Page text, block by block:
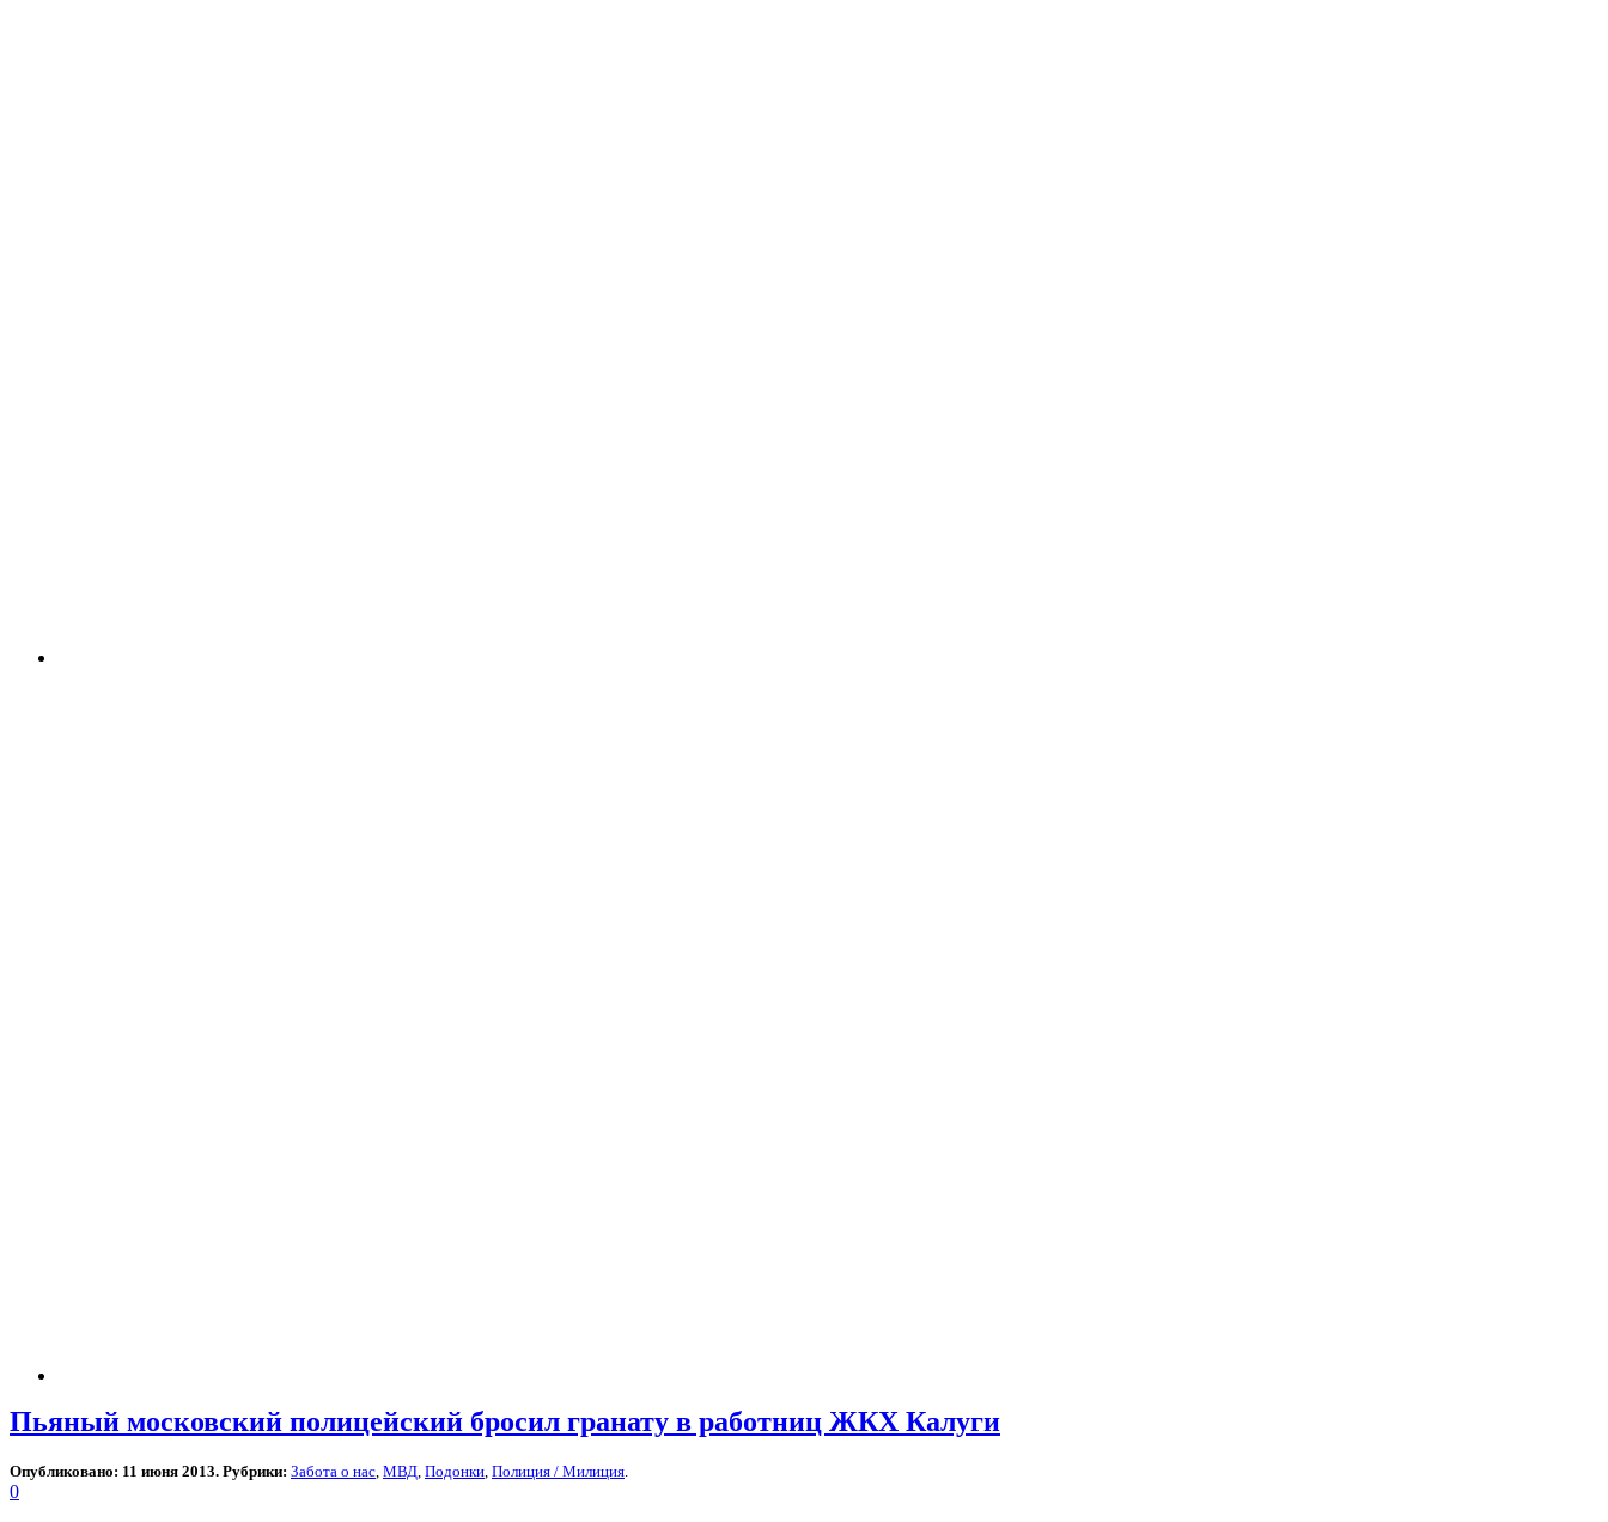
Пьяный московский полицейский бросил гранату в работниц ЖКХ Калуги
Опубликовано: 11 июня 2013. Рубрики: Забота о нас МВД Подонки Полиция / Милиция
0